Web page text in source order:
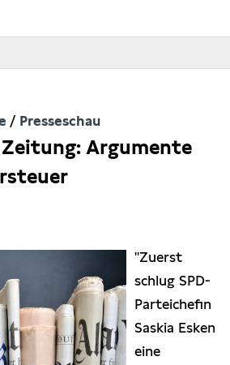
Presseschau
Argumente
"Zuerst
schlug SPD-
Parteichefin
Saskia Esken
eine